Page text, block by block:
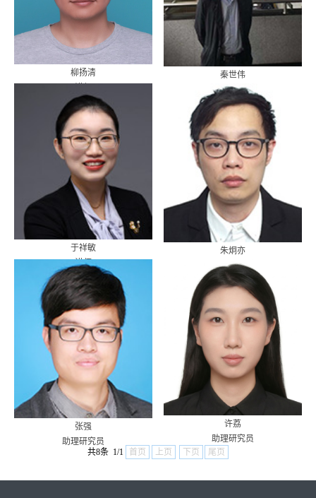
柳扬清
秦世伟
讲师
于祥敏
讲师
朱炯亦
讲师
张强
助理研究员
许荔
助理研究员
共8条 1/1
首页 上页 下页 尾页